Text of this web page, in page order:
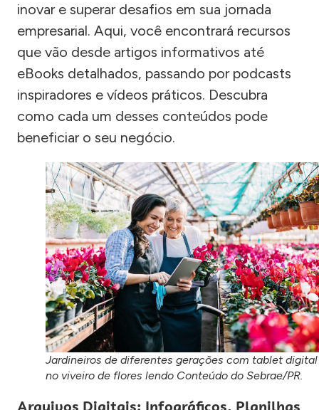
inovar e superar desafios em sua jornada
empresarial. Aqui, você encontrará recursos
que vão desde artigos informativos até
eBooks detalhados, passando por podcasts
inspiradores e vídeos práticos. Descubra
como cada um desses conteúdos pode
beneficiar o seu negócio.
Jardineiros de diferentes gerações com tablet digital
no viveiro de flores lendo Conteúdo do Sebrae/PR.
Arquivos Digitais: Infográficos, Planilhas